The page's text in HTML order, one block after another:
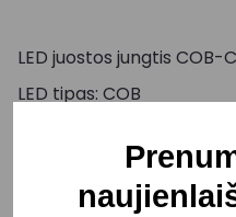
LED juostos jungtis COB-
LED tipas: COB
Atsparumas drėgmei:
Pristatymo terminas: 15 –